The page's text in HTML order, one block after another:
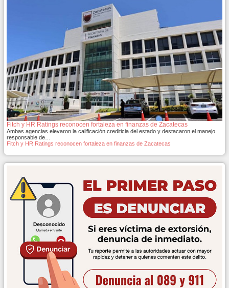
Fitch y HR Ratings reconocen fortaleza en finanzas de Zacatecas
Ambas agencias elevaron la calificación crediticia del estado y destacaron el manejo
responsable de…
Fitch y HR Ratings reconocen fortaleza en finanzas de Zacatecas